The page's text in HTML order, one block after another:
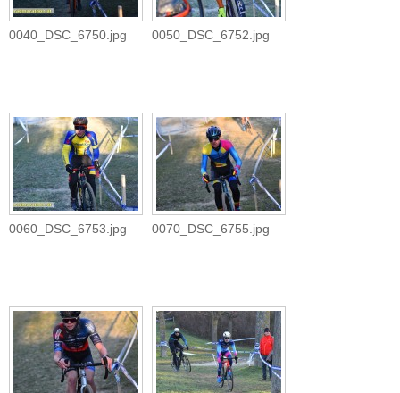
0040_DSC_6750.jpg 0050_DSC_6752.jpg
0060_DSC_6753.jpg 0070_DSC_6755.jpg